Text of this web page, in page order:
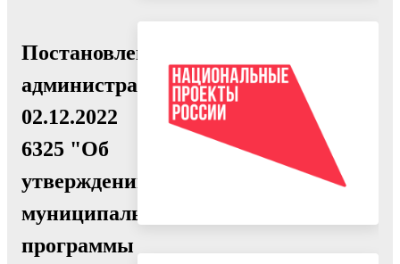
Постановление
администрации
02.12.2022
6325 "Об
утверждении
муниципальной
программы